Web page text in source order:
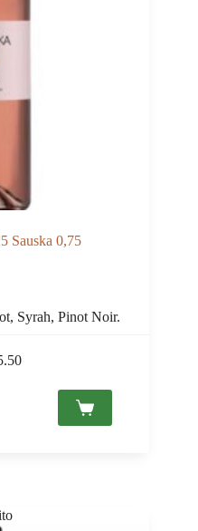
Sauska 0,75
Syrah, Pinot Noir.